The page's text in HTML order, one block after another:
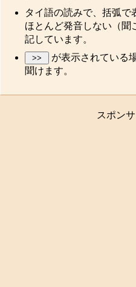
タイ語の読みで、括弧で
ほとんど発音しない（聞
記しています。
が表示されている
聞けます。
スポン